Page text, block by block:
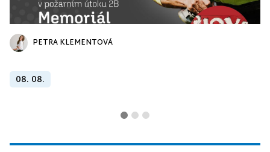
PETRA KLEMENTOVÁ
08. 08.